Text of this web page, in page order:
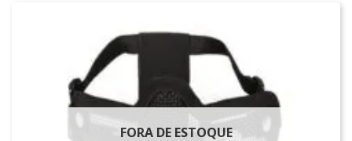
FORA DE ESTOQUE